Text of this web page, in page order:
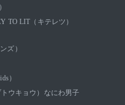
TO LIT（キテレツ）
ズ）
）
ウキョウ）
なにわ男子